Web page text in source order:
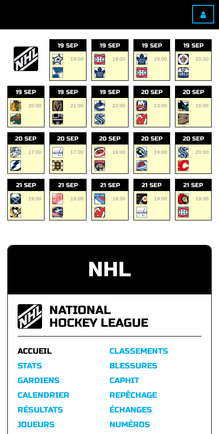
19 SEP
19:00
19 SEP
19:00
19 SEP
19:00
19 SEP
20:00
19 SEP
20:00
19 SEP
21:00
19 SEP
22:00
20 SEP
13:00
20 SEP
16:00
20 SEP
17:00
20 SEP
17:00
20 SEP
19:00
20 SEP
19:00
20 SEP
20:00
21 SEP
19:00
21 SEP
19:00
21 SEP
19:00
21 SEP
19:00
21 SEP
19:00
NHL
NATIONAL
HOCKEY LEAGUE
ACCUEIL
STATS
GARDIENS
CALENDRIER
RÉSULTATS
CLASSEMENTS
BLESSURES
CAPHIT
REPÊCHAGE
ÉCHANGES
JOUEURS
NUMÉROS